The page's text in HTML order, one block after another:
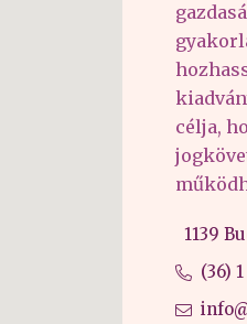
célja,
1139
(36)